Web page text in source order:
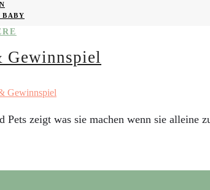
BABY
Gewinnspiel
Pets zeigt was sie machen wenn sie alleine